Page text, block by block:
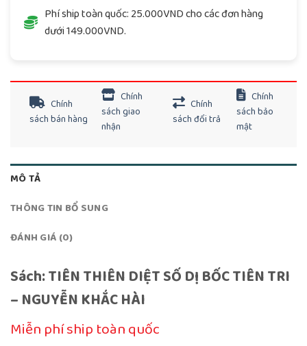
Phí ship toàn quốc: 25.000VND cho các đơn hàng
dưới 149.000VND.
Chính
sách bán hàng
Chính
sách giao
nhận
Chính
sách đổi trả
Chính
sách bảo
mật
MÔ TẢ
THÔNG TIN BỔ SUNG
ĐÁNH GIÁ (0)
Sách: TIÊN THIÊN DIỆT SỐ DỊ BỐC TIÊN TRI
– NGUYỄN KHẮC HÀI
Miễn phí ship toàn quốc